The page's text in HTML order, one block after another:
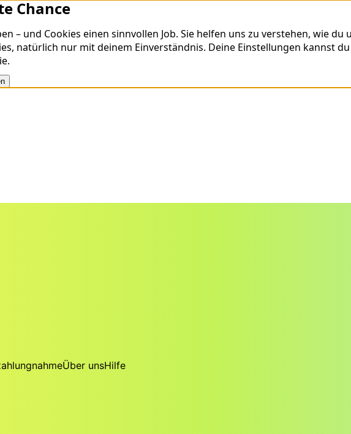
Chance
– und Cookies einen sinnvollen Job. Sie helfen uns zu verstehen, wie
natürlich nur mit deinem Einverständnis. Deine Einstellungen kannst
.
Über unsHilfe